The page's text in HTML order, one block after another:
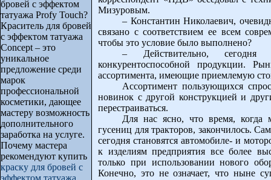
бровей с эффектом
татуажа Profy Touch?
Краситель для бровей
с эффектом татуажа
Concept – это
уникальное
предложение среди
марок
профессиональной
косметики, дающее
мастеру возможность
дополнительного
заработка на услуге.
Почему мастера
рекомендуют купить
краску для бровей с
эффектом татуажа
Мизуровым.
– Константин Николаевич,
связано с соответствием ее всем
чтобы это условие было выполнено?
– Действительно, сегодня
конкурентоспособной продукции.
ассортимента, имеющие приемлемую
Ассортимент пользующихся
новинок с другой конструкцией и
перестраиваться.
Для нас ясно, что время, когда
гусениц для тракторов, закончилось.
сегодня становятся автомобиле- и
к изделиям предприятия все более
только при использовании нового
Конечно, это не означает, что ныне